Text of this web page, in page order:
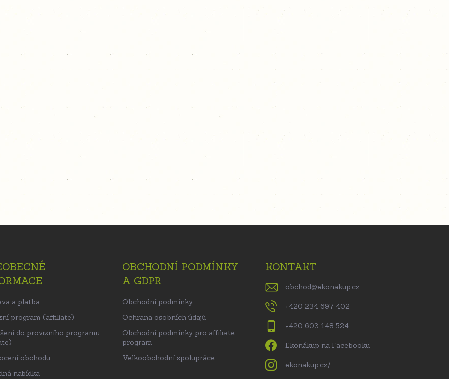
a platba
program (affiliate)
do provizního programu
obchodu
nabídka
OBCHODNÍ PODMÍNKY
A GDPR
Obchodní podmínky
Ochrana osobních údajů
Obchodní podmínky pro affiliate
program
Velkoobchodní spolupráce
KONTAKT
obchod@ekonakup.cz
+420 234 697 402
+420 603 148 524
Ekonákup na Facebooku
ekonakup.cz/